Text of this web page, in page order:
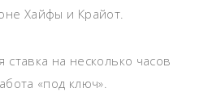
Хайфы и Крайот.
ставка на несколько часов
«под ключ».